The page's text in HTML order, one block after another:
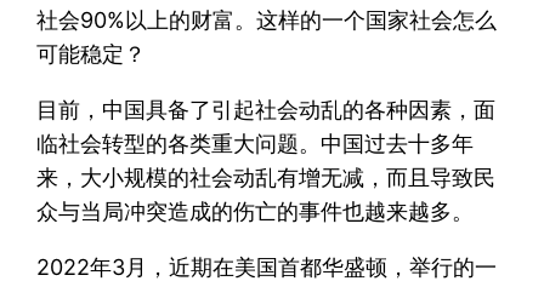
社会90%以上的财富。这样的一个国家社会怎么
可能稳定？
目前，中国具备了引起社会动乱的各种因素，面
临社会转型的各类重大问题。中国过去十多年
来，大小规模的社会动乱有增无减，而且导致民
众与当局冲突造成的伤亡的事件也越来越多。
2022年3月，近期在美国首都华盛顿，举行的一